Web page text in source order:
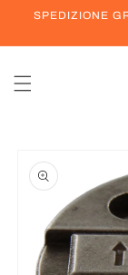
direttamente
SPEDIZIONE
informazioni
sul prodotto